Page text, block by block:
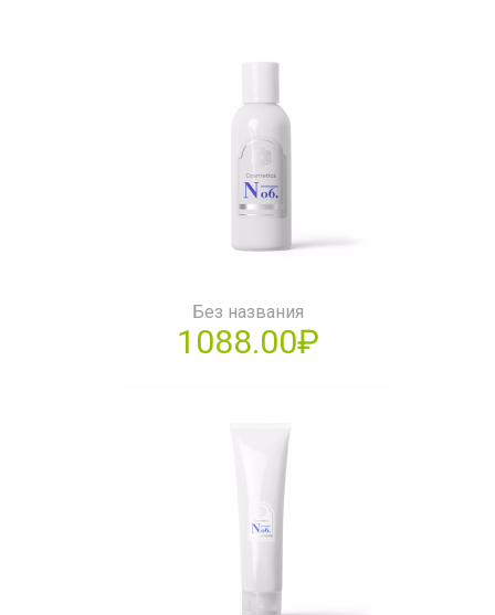
Без названия
1088.00₽